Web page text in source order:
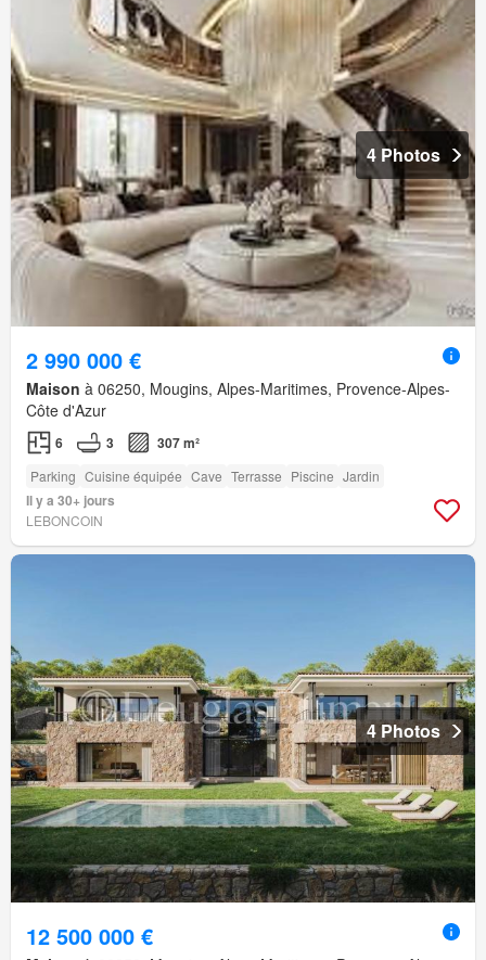
4 Photos
2 990 000 €
Maison à 06250, Mougins, Alpes-Maritimes, Provence-Alpes-
Côte d'Azur
6 3 307 m²
Parking Cuisine équipée Cave Terrasse Piscine Jardin
Il y a 30+ jours
LEBONCOIN
4 Photos
12 500 000 €